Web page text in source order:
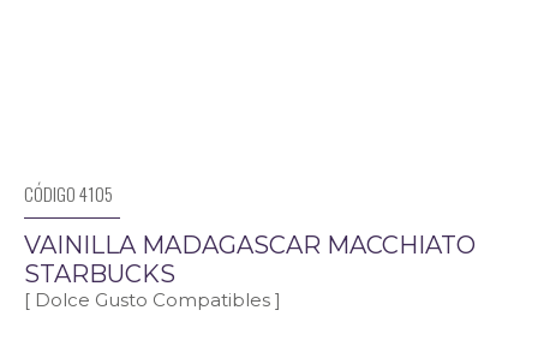
CÓDIGO 4105
VAINILLA MADAGASCAR MACCHIATO
STARBUCKS
[ Dolce Gusto Compatibles ]